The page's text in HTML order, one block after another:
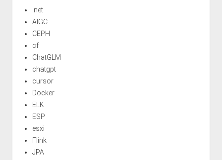
.net
AIGC
CEPH
cf
ChatGLM
chatgpt
cursor
Docker
ELK
ESP
esxi
Flink
JPA